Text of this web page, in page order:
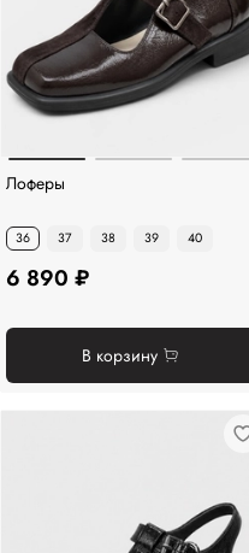
Лоферы
36 37 38 39 40
6 890 ₽
В корзину